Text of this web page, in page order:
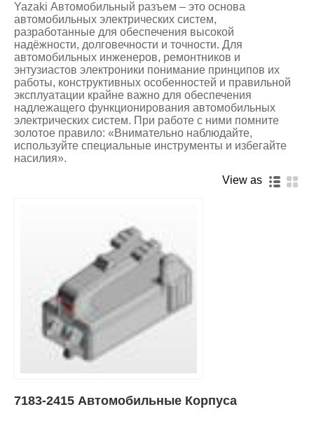
Yazaki Автомобильный разъем – это основа
автомобильных электрических систем,
разработанные для обеспечения высокой
надёжности, долговечности и точности. Для
автомобильных инженеров, ремонтников и
энтузиастов электроники понимание принципов их
работы, конструктивных особенностей и правильной
эксплуатации крайне важно для обеспечения
надлежащего функционирования автомобильных
электрических систем. При работе с ними помните
золотое правило: «Внимательно наблюдайте,
используйте специальные инструменты и избегайте
насилия».
View as
7183-2415 Автомобильные Корпуса